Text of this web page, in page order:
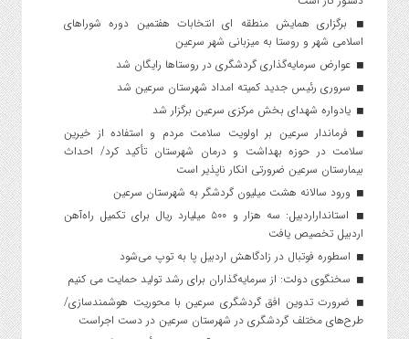
برگزاری همایش منطقه ای انتخابات هفتمین دوره شوراهای
اسلامی شهر و روستا به میزبانی شهر سرعین
عوارض سرمایه‌گذاری گردشگری در روستاها رایگان شد
سروری رئیس جدید کمیته امداد شهرستان سرعین شد
یادواره شهدای بخش مرکزی سرعین برگزار شد
فرماندار سرعین بر اولویت سلامت مردم و استفاده از خیرین
سلامت در حوزه بهداشت و درمان شهرستان تأکید کرد/ احداث
بیمارستان سرعین ضرورتی انکار ناپذیر است
ورود سالانه هشت میلیون گردشگر به شهرستان سرعین
استانداراردبیل: سه هزار و ۵۰۰ میلیارد ریال برای تکمیل راه‌آهن
اردبیل تخصیص یافت
اسطوره فوتبال در زادگاهش اردبیل پا به توپ می‌شود
سخنگوی دولت: از سرمایه‌گذاران برای رشد تولید حمایت می کنیم
ضرورت تدوین افق گردشگری سرعین با محوریت هوشمندسازی/
طرح‌های مختلف گردشگری در شهرستان سرعین در دست اجراست